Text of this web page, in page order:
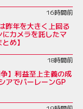
16時間前
昨年を大きく上回る
カメラを託したマ
め】
18時間前
】利益至上主義の成
でバーレーンGP